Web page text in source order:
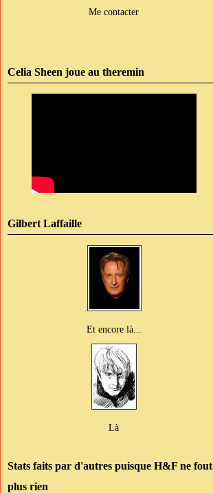
Me contacter
Celia Sheen joue au theremin
Gilbert Laffaille
Et encore là...
Là
Stats faits par d'autres puisque H&F ne fout
plus rien